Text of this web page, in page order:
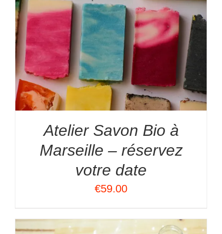
Atelier Savon Bio à
Marseille – réservez
votre date
€59.00